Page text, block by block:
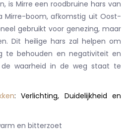
is Mirre een roodbruine hars van
Mirre-boom, afkomstig uit Oost-
gebruikt voor genezing, maar
Dit heilige hars zal helpen om
te behouden en negativiteit en
waarheid in de weg staat ​​te
: Verlichting, Duidelijkheid en
en bitterzoet